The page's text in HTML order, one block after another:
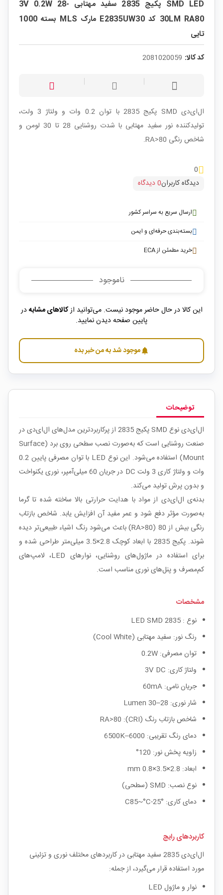
SMD LED پکیج 2835 سفید مهتابی 3V 0.2W 28-
30LM RA80 کد E2835UW30 مارک MLS بسته 1000
تایی
کد کالا: 2081020059
ال‌ای‌دی SMD پکیج 2835 با توان 0.2 وات و ولتاژ 3 ولت،
تولیدکننده نور سفید مهتابی با شدت روشنایی 28 تا 30 لومن و
شاخص رنگی RA>80.
0
دیدگاه کاربران0 دیدگاه
ارسال سریع به سراسر کشور
بسته‌بندی حرفه‌ای و ایمن
خرید مطمئن از ECA
ناموجود
این کالا در حال حاضر موجود نیست. می‌توانید ازکالاهای مشابهدر
پایین صفحه دیدن نمایید.
notificationsموجود شد به من خبر بده
توضیحات
ال‌ای‌دی نوع SMD پکیج 2835 از پرکاربردترین مدل‌های ال‌ای‌دی در
صنعت روشنایی است که به‌صورت نصب سطحی روی برد (Surface
Mount) استفاده می‌شود. این نوع LED با توان مصرفی پایین 0.2
وات و ولتاژ کاری 3 ولت DC در جریان 60 میلی‌آمپر، نوری یکنواخت
و بدون پرش تولید می‌کند.
بدنه‌ی ال‌ای‌دی از مواد با هدایت حرارتی بالا ساخته شده تا گرما
به‌صورت مؤثر دفع شود و عمر مفید آن افزایش یابد. شاخص بازتاب
رنگی بیش از 80 (RA>80) باعث می‌شود رنگ اشیاء طبیعی‌تر دیده
شوند. پکیج 2835 با ابعاد کوچک 2.8×3.5 میلی‌متر طراحی شده و
برای استفاده در ماژول‌های روشنایی، نوارهای LED، لامپ‌های
کم‌مصرف و پنل‌های نوری مناسب است.
مشخصات
نوع : LED SMD 2835
رنگ نور: سفید مهتابی (Cool White)
توان مصرفی: 0.2W
ولتاژ کاری: 3V DC
جریان نامی: 60mA
شار نوری: 28–30 Lumen
شاخص بازتاب رنگ (CRI): RA>80
دمای رنگ تقریبی: 6000–6500K
زاویه پخش نور: 120°
ابعاد: 2.8×3.5×0.8 mm
نوع نصب: SMD (سطحی)
دمای کاری: °C85~°C-25
کاربردهای رایج
ال‌ای‌دی 2835 سفید مهتابی در کاربردهای مختلف نوری و تزئینی
مورد استفاده قرار می‌گیرد، از جمله:
نوار و ماژول LED